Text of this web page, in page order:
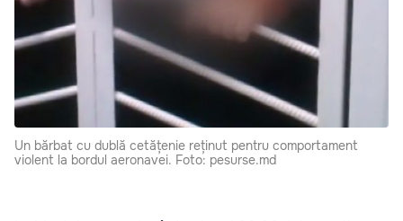
Un bărbat cu dublă cetățenie reținut pentru comportament
violent la bordul aeronavei. Foto: pesurse.md